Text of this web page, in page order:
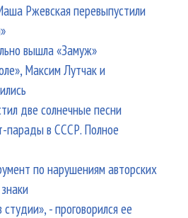
Ржевская перевыпустили
вышла «Замуж»
Максим Лутчак и
две солнечные песни
парады в СССР. Полное
по нарушениям авторских
- проговорился ее